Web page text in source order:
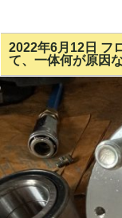
2022年6月12日 フ
て、一体何が原因